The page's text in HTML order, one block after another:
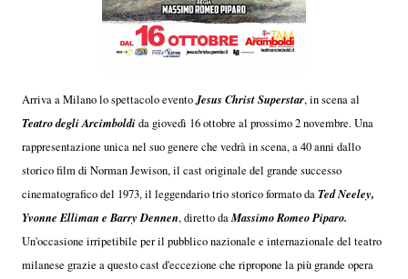
Arriva a Milano lo spettacolo eventoJesus Christ Superstar, in scena al
Teatro degli Arcimboldida giovedì 16 ottobre al prossimo 2 novembre. Una
rappresentazione unica nel suo genere che vedrà in scena, a 40 anni dallo
storico film di Norman Jewison, il cast originale del grande successo
cinematografico del 1973, il leggendario trio storico formato da Ted Neeley,
Yvonne Elliman e Barry Dennen, diretto daMassimo Romeo Piparo.
Un'occasione irripetibile per il pubblico nazionale e internazionale del teatro
milanese grazie a questo cast d'eccezione che ripropone la più grande opera